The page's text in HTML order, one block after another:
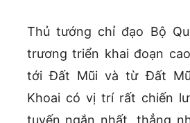
Thủ tướng chỉ đạo Bộ
trương triển khai đoạn
tới Đất Mũi và từ Đất
Khoai có vị trí rất chiến
tuyến ngắn nhất, thẳng